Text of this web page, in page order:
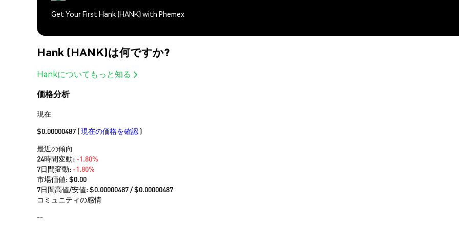
Get Your First Hank (HANK) with Phemex
Hank (HANK)は何ですか?
Hankについてもっと知る
価格分析
現在
$0.00000487 (現在の価格を確認 )
最近の傾向
24時間変動: -1.80%
7日間変動: -1.80%
市場価値:$0.00
7日間高値/安値: $0.00000487/ $0.00000487
コミュニティの感情
--